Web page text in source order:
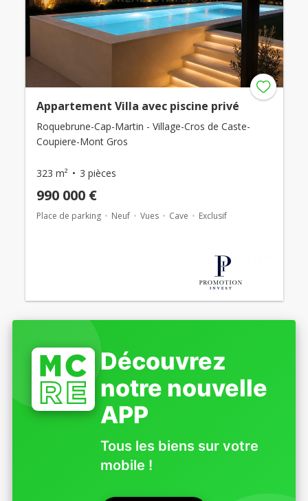
Appartement Villa avec piscine privé
Roquebrune-Cap-Martin - Village-Cros de Caste-
Coupiere-Mont Gros
323 m² 3 pièces
990 000 €
Place de parking Neuf Vues Cave Exclusif
Découvrez
notre nouvelle
APP
Tous les biens sur votre
mobile !